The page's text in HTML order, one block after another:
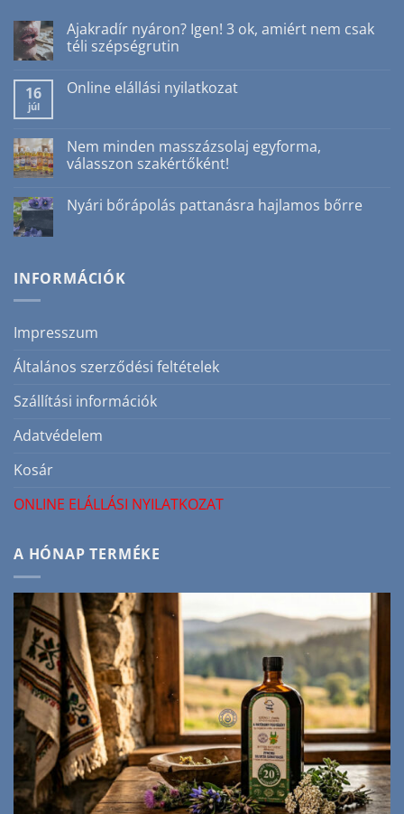
Ajakradír nyáron? Igen! 3 ok, amiért nem csak
téli szépségrutin
a(z)
ok,
amiért
nem
szépségrutin
bejegyzéshez
16
júl
Online elállási nyilatkozat
Online
elállási
nyilatkozat
Nem minden masszázsolaj egyforma,
válasszon szakértőként!
a(z)
Nem
szakértőként!
bejegyzéshez
Nyári bőrápolás pattanásra hajlamos bőrre
bőrápolás
pattanásra
INFORMÁCIÓK
Impresszum
Általános szerződési feltételek
Szállítási információk
Adatvédelem
Kosár
ONLINE ELÁLLÁSI NYILATKOZAT
A HÓNAP TERMÉKE